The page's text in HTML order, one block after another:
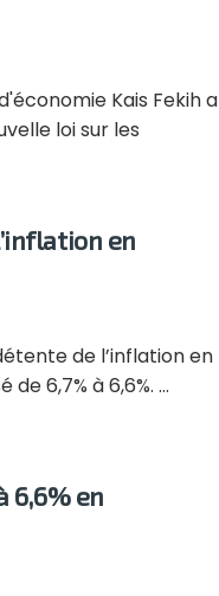
Kais Fekih a
loi sur les
en
de l’inflation en
6,7% à 6,6%. ...
6,6% en